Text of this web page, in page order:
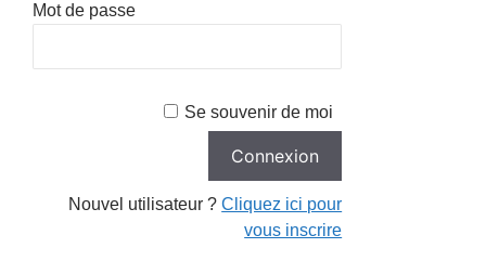
Mot de passe
Se souvenir de moi
Nouvel utilisateur ?Cliquez ici pour
vous inscrire